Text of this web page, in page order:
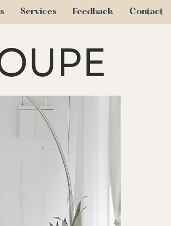
Services Feedback Contact